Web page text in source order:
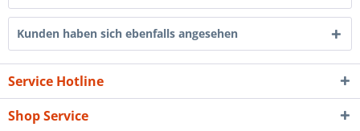
Kunden haben sich ebenfalls angesehen
Service Hotline
Shop Service